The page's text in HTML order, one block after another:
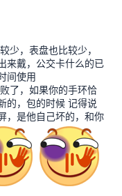
少，表盘也比较少，
来戴，公交卡什么的已
间使用
了，如果你的手环恰
的，包的时候 记得说
，是他自己坏的，和你